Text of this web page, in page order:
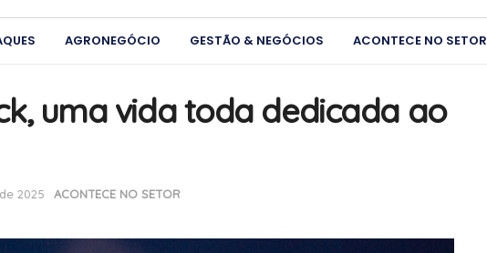
AGRONEGÓCIO GESTÃO & NEGÓCIOS ACONTECE NO SETOR
uma vida toda dedicada ao
2025 ACONTECE NO SETOR